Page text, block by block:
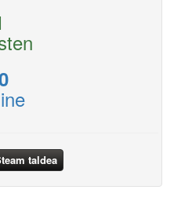
taldea